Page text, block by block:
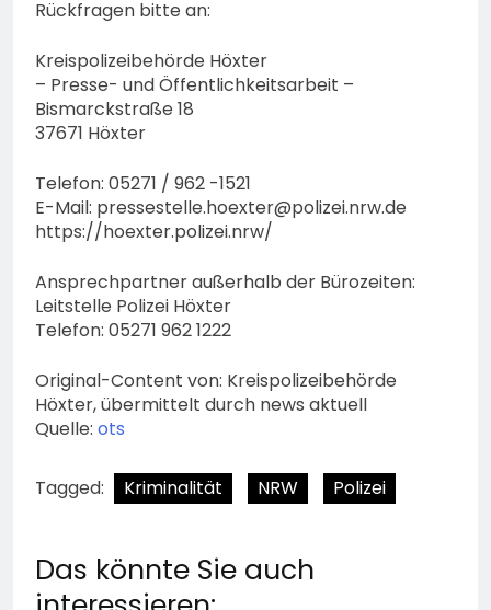
Rückfragen bitte an:
Kreispolizeibehörde Höxter
– Presse- und Öffentlichkeitsarbeit –
Bismarckstraße 18
37671 Höxter
Telefon: 05271 / 962 -1521
E-Mail: pressestelle.hoexter@polizei.nrw.de
https://hoexter.polizei.nrw/
Ansprechpartner außerhalb der Bürozeiten:
Leitstelle Polizei Höxter
Telefon: 05271 962 1222
Original-Content von: Kreispolizeibehörde
Höxter, übermittelt durch news aktuell
Quelle: ots
Tagged: Kriminalität NRW Polizei
Das könnte Sie auch